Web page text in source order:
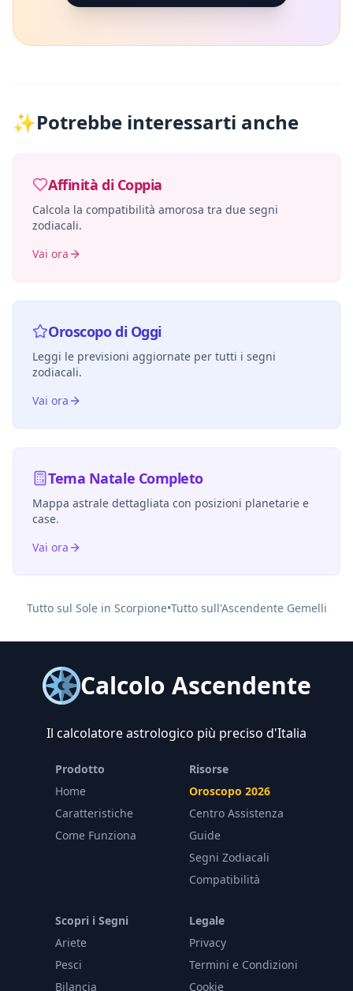
✨Potrebbe interessarti anche
Affinità di Coppia
Calcola la compatibilità amorosa tra due segni
zodiacali.
Vai ora
Oroscopo di Oggi
Leggi le previsioni aggiornate per tutti i segni
zodiacali.
Vai ora
Tema Natale Completo
Mappa astrale dettagliata con posizioni planetarie e
case.
Vai ora
Tutto sul Sole in Scorpione•Tutto sull'Ascendente Gemelli
Calcolo Ascendente
Il calcolatore astrologico più preciso d'Italia
Prodotto
Home
Caratteristiche
Come Funziona
Risorse
Oroscopo 2026
Centro Assistenza
Guide
Segni Zodiacali
Compatibilità
Scopri i Segni
Ariete
Pesci
Bilancia
Legale
Privacy
Termini e Condizioni
Cookie